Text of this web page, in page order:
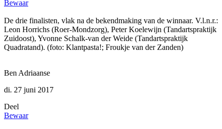
Bewaar
De drie finalisten, vlak na de bekendmaking van de winnaar. V.l.n.r.:
Leon Horrichs (Roer-Mondzorg), Peter Koelewijn (Tandartspraktijk
Zuidoost), Yvonne Schalk-van der Weide (Tandartspraktijk
Quadratand). (foto: Klantpasta!; Froukje van der Zanden)
Ben Adriaanse
di. 27 juni 2017
Deel
Bewaar